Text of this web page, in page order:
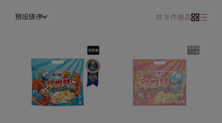
預設排序 共 8 件商品